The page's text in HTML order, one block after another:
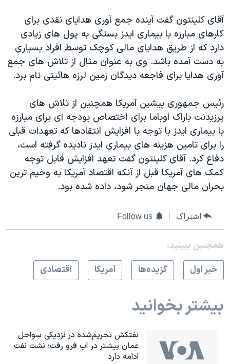
آرشیو پخش زنده
مجموعه مستندهای دادخواهی
تریبونال مردمی آبان ۹۸
دادگاه حمید نوری
چهل سال گروگان‌گیری
قانون شفافیت دارائی کادر رهبری ایران
اعتراضات مردمی آبان ۹۸
اسرائیل در جنگ
نرگس محمدی برنده جایزه نوبل صلح
همایش محافظه‌کاران آمریکا «سی‌پک»
صفحه‌های ویژه
آقای کلینتون گفت آینده جمع آوری هدایای نقدی برای
کارهای مبارزه با بیماری ایدز بستگی به پول های زیادی
دارد که از طریق هدایای مالی کوچک توسط افراد بسیاری
به دست آمده باشد. وی به عنوان مثال از تلاش های جمع
آوری هدایا برای فاجعه دیدگان زمین لرزه هائیتی نام برد.
رئیس جمهوری پیشین آمریکا همچنین از تلاش های
پرزیدنت باراک اوباما برای اختصاص بودجه ای برای مبارزه
با بیماری ایدز با توجه با افزایش انتقادها که تعهدات قبلی
را برای تامین هزینه های بیماری ایدز نادیده گرفته است،
دفاع کرد. آقای کلینتون گفت تعهد افزایش قابل توجه
کمک های آمریکا قبل از آنکه اقتصاد آمریکا به وخیم ترین
بحران مالی جهان منجر شود، داده شده بود.
اشتراک Follow us
همچنبن ببینید:
خبر اول
گزيده‌ها آمريکا اقتصادی
بیشتر بخوانید
نفتکش تحریم‌شده در نزدیکی سواحل
عمان بیشتر در آب فرو رفت؛ نشت نفت
ادامه دارد